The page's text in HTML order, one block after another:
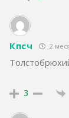
Кпсч 2
3